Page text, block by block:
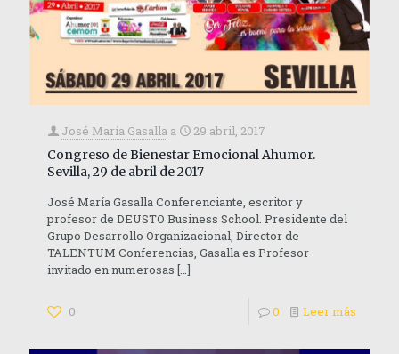
José María Gasalla a
29 abril, 2017
Congreso de Bienestar Emocional Ahumor.
Sevilla, 29 de abril de 2017
José María Gasalla Conferenciante, escritor y
profesor de DEUSTO Business School. Presidente del
Grupo Desarrollo Organizacional, Director de
TALENTUM Conferencias, Gasalla es Profesor
invitado en numerosas […]
0 0 Leer más